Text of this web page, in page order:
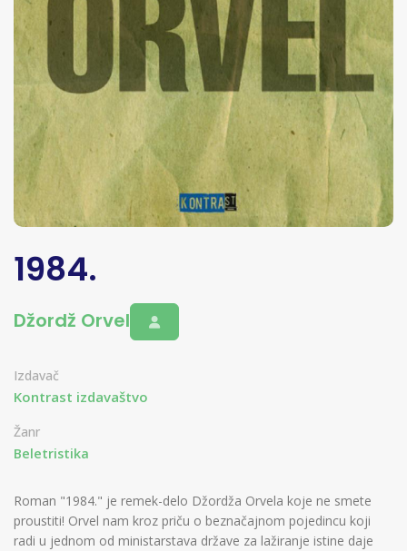
1984.
Džordž Orvel
Izdavač
Kontrast izdavaštvo
Žanr
Beletristika
Roman "1984." je remek-delo Džordža Orvela koje ne smete
proustiti! Orvel nam kroz priču o beznačajnom pojedincu koji
radi u jednom od ministarstava države za lažiranje istine daje